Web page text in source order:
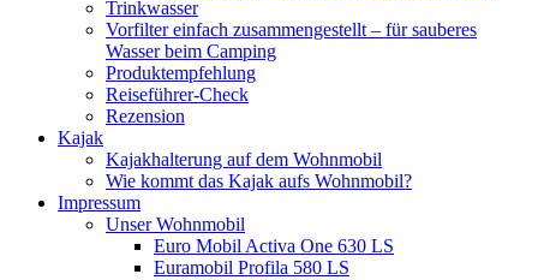
Trinkwasser
Vorfilter einfach zusammengestellt – für sauberes
Wasser beim Camping
Produktempfehlung
Reiseführer-Check
Rezension
Kajak
Kajakhalterung auf dem Wohnmobil
Wie kommt das Kajak aufs Wohnmobil?
Impressum
Unser Wohnmobil
Euro Mobil Activa One 630 LS
Euramobil Profila 580 LS